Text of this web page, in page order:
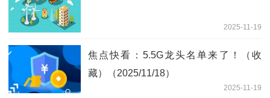
2025-11-19
焦点快看：5.5G龙头名单来了！（收
藏）（2025/11/18）
2025-11-19